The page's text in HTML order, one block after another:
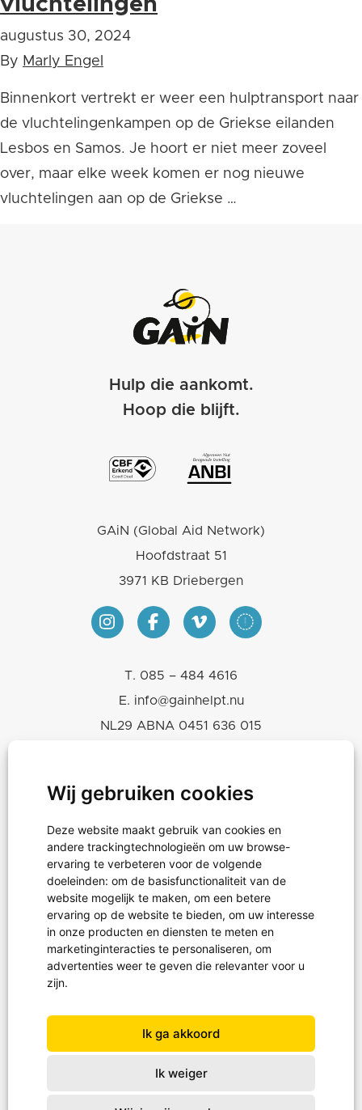
Wij gebruiken cookies
Deze website maakt gebruik van cookies en
andere trackingtechnologieën om uw browse-
ervaring te verbeteren voor de volgende
doeleinden: om de basisfunctionaliteit van de
website mogelijk te maken, om een betere
ervaring op de website te bieden, om uw interesse
in onze producten en diensten te meten en
marketinginteracties te personaliseren, om
advertenties weer te geven die relevanter voor u
zijn.
Ik ga akkoord
Ik weiger
augustus 30, 2024
By Marly Engel
Binnenkort vertrekt er weer een hulptransport naar
de vluchtelingenkampen op de Griekse eilanden
Lesbos en Samos. Je hoort er niet meer zoveel
over, maar elke week komen er nog nieuwe
vluchtelingen aan op de Griekse …
Hulp die aankomt.
Hoop die blijft.
GAiN (Global Aid Network)
Hoofdstraat 51
3971 KB Driebergen
T. 085 – 484 4616
E. info@gainhelpt.nu
NL29 ABNA 0451 636 015
Hulpgoederen
Projecten
Noodhulp
Projectreizen
Waterprojecten